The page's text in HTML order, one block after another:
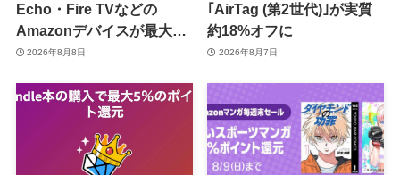
Echo・Fire TVなどの
Amazonデバイスが最大
31%オフに
2026年8月8日
｢AirTag (第2世代)｣が実質
約18%オフに
2026年8月7日